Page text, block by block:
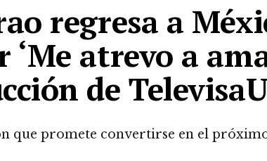
regresa a
atrevo a
de
que promete convertirse en el